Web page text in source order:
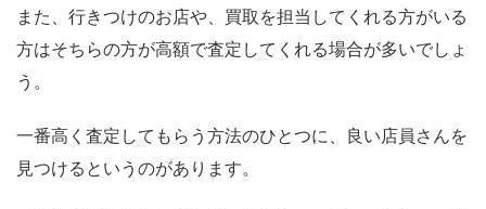
また、行きつけのお店や、買取を担当してくれる方がいる
方はそちらの方が高額で査定してくれる場合が多いでしょ
う。
一番高く査定してもらう方法のひとつに、良い店員さんを
見つけるというのがあります。